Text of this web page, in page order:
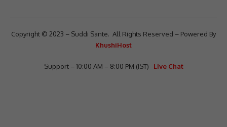
Copyright © 2023 – Suddi Sante. All Rights Reserved – Powered By
KhushiHost
Support – 10:00 AM – 8:00 PM (IST) Live Chat